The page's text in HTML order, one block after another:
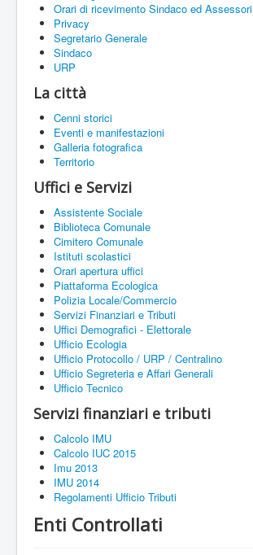
Associazioni
Documenti On Line
Informazioni
Orari di ricevimento Sindaco ed Assessori
Privacy
Segretario Generale
Sindaco
URP
La città
Cenni storici
Eventi e manifestazioni
Galleria fotografica
Territorio
Uffici e Servizi
Assistente Sociale
Biblioteca Comunale
Cimitero Comunale
Istituti scolastici
Orari apertura uffici
Piattaforma Ecologica
Polizia Locale/Commercio
Servizi Finanziari e Tributi
Uffici Demografici - Elettorale
Ufficio Ecologia
Ufficio Protocollo / URP / Centralino
Ufficio Segreteria e Affari Generali
Ufficio Tecnico
Servizi finanziari e tributi
Calcolo IMU
Calcolo IUC 2015
Imu 2013
IMU 2014
Regolamenti Ufficio Tributi
Enti Controllati